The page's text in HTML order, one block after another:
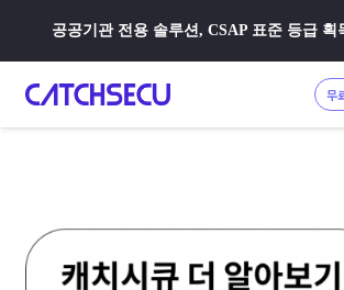
공공기관 전용 솔루션, CSAP 표준 등급 획
무